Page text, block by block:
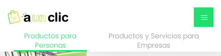
Productos para
Personas
Productos y Servicios para
Empresas